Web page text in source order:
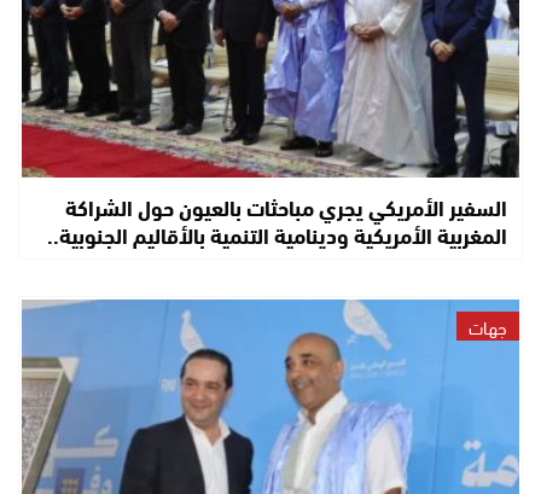
السفير الأمريكي يجري مباحثات بالعيون حول الشراكة
المغربية الأمريكية ودينامية التنمية بالأقاليم الجنوبية..
جهات